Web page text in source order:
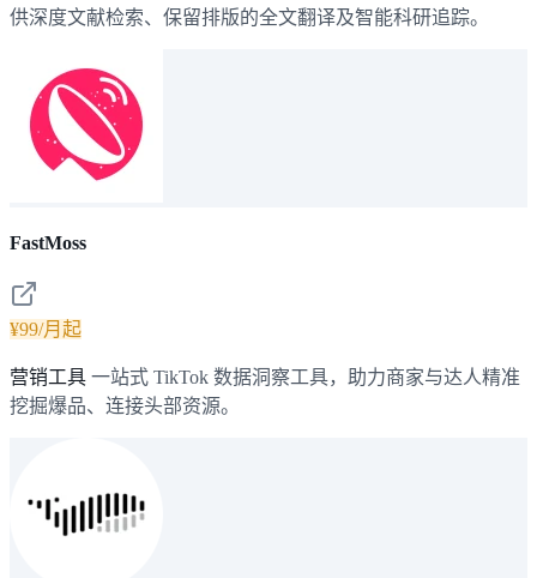
供深度文献检索、保留排版的全文翻译及智能科研追踪。
FastMoss
¥99/月起
营销工具 一站式 TikTok 数据洞察工具，助力商家与达人精准
挖掘爆品、连接头部资源。